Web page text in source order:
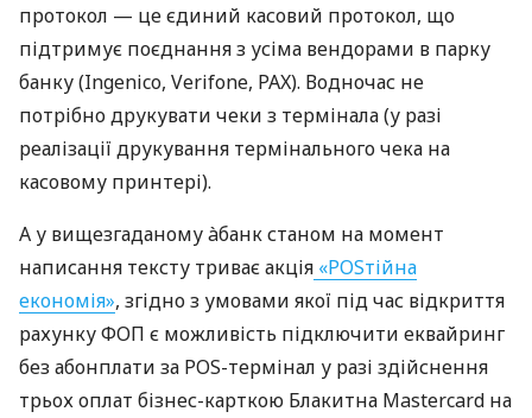
протокол — це єдиний касовий протокол, що
підтримує поєднання з усіма вендорами в парку
банку (Ingenico, Verifone, PAX). Водночас не
потрібно друкувати чеки з термінала (у разі
реалізації друкування термінального чека на
касовому принтері).
А у вищезгаданому àбанк станом на момент
написання тексту триває акція «POSтійна
економія», згідно з умовами якої під час відкриття
рахунку ФОП є можливість підключити еквайринг
без абонплати за POS-термінал у разі здійснення
трьох оплат бізнес-карткою Блакитна Mastercard на